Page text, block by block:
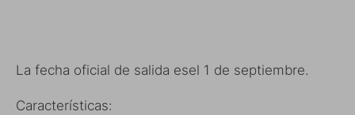
La fecha oficial de salida esel 1 de septiembre.
Características: